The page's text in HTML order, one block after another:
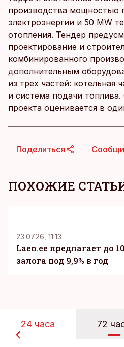
производства мощностью
электроэнергии и 50 МW
отопления. Тендер
проектирование и
комбинированного
дополнительным
из трех частей: котельная
и система подачи
проекта оценивается в
Поделиться Сообщи
ПОХОЖИЕ
23.07.26, 11:13
Laen.ee предлагает до
залога под 9,9% в год
24 часа 72